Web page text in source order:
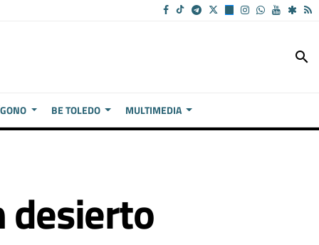
search
BE TOLEDO MULTIMEDIA
desierto